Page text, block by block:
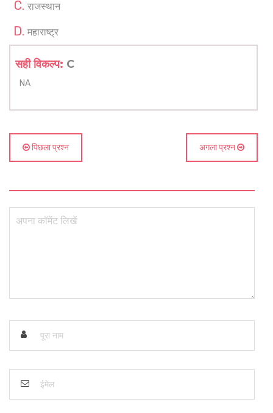
राजस्थान
महाराष्ट्र
सही विकल्प: C
NA
पिछला प्रश्न अगला प्रश्न